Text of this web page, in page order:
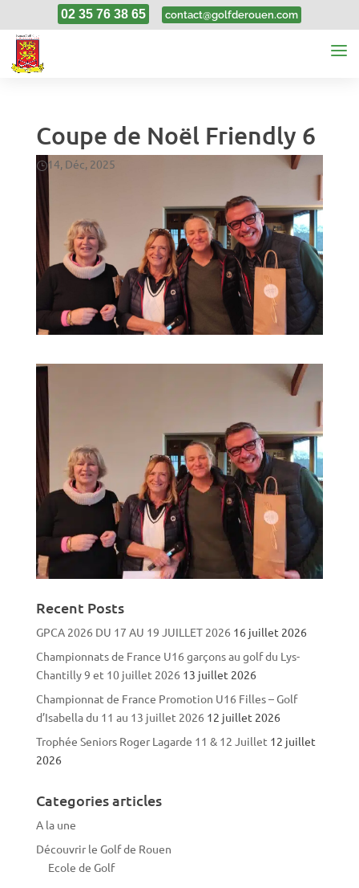
02 35 76 38 65 contact@golfderouen.com
Coupe de Noël Friendly 6
14, Déc, 2025
Recent Posts
GPCA 2026 DU 17 AU 19 JUILLET 2026 16 juillet 2026
Championnats de France U16 garçons au golf du Lys-
Chantilly 9 et 10 juillet 2026 13 juillet 2026
Championnat de France Promotion U16 Filles – Golf
d’Isabella du 11 au 13 juillet 2026 12 juillet 2026
Trophée Seniors Roger Lagarde 11 & 12 Juillet 12 juillet
2026
Categories articles
A la une
Découvrir le Golf de Rouen
Ecole de Golf